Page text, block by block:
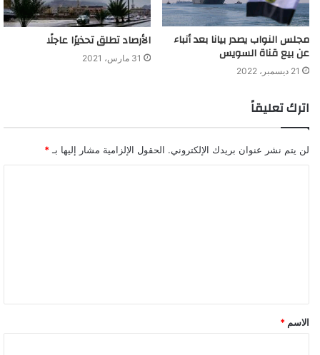
مجلس النواب يصدر بيانا بعد أنباء
عن بيع قناة السويس
21 ديسمبر، 2022
الأرصاد تطلق تحذيرًا عاجلًا
31 مارس، 2021
اترك تعليقاً
لن يتم نشر عنوان بريدك الإلكتروني. الحقول الإلزامية مشار إليها بـ *
الاسم *